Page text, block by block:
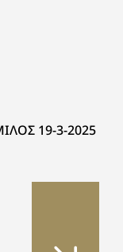
19-3-2025